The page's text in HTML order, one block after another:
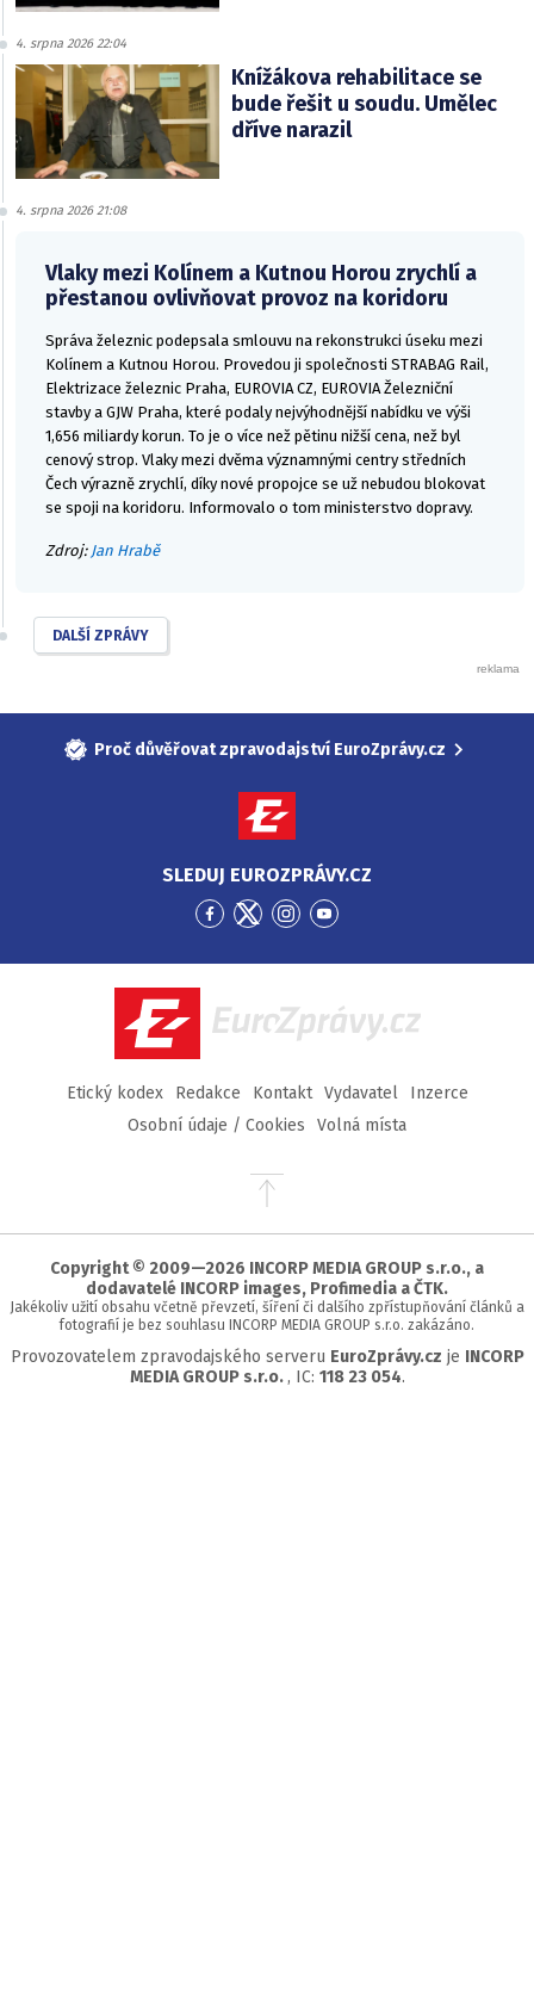
4. srpna 2026 22:04
Knížákova rehabilitace se
bude řešit u soudu. Umělec
dříve narazil
4. srpna 2026 21:08
Vlaky mezi Kolínem a Kutnou Horou zrychlí a
přestanou ovlivňovat provoz na koridoru
Správa železnic podepsala smlouvu na rekonstrukci úseku mezi
Kolínem a Kutnou Horou. Provedou ji společnosti STRABAG Rail,
Elektrizace železnic Praha, EUROVIA CZ, EUROVIA Železniční
stavby a GJW Praha, které podaly nejvýhodnější nabídku ve výši
1,656 miliardy korun. To je o více než pětinu nižší cena, než byl
cenový strop. Vlaky mezi dvěma významnými centry středních
Čech výrazně zrychlí, díky nové propojce se už nebudou blokovat
se spoji na koridoru. Informovalo o tom ministerstvo dopravy.
Zdroj: Jan Hrabě
DALŠÍ ZPRÁVY
Proč důvěřovat zpravodajství EuroZprávy.cz
SLEDUJ EUROZPRÁVY.CZ
Přejít
Facebook
Přejít
Twitter
Přejít
Instagram
Přejít
YouTube
EuroZprávy.cz
Etický kodex Redakce Kontakt Vydavatel
Inzerce
Osobní údaje / Cookies
Volná místa
Přejít
stránky
Copyright © 2009—2026 INCORP MEDIA GROUP s.r.o., a
dodavatelé INCORP images, Profimedia a ČTK.
Jakékoliv užití obsahu včetně převzetí, šíření či dalšího zpřístupňování článků a
fotografií je bez souhlasu INCORP MEDIA GROUP s.r.o. zakázáno.
Provozovatelem zpravodajského serveru EuroZprávy.cz je INCORP
MEDIA GROUP s.r.o. , IC: 118 23 054.